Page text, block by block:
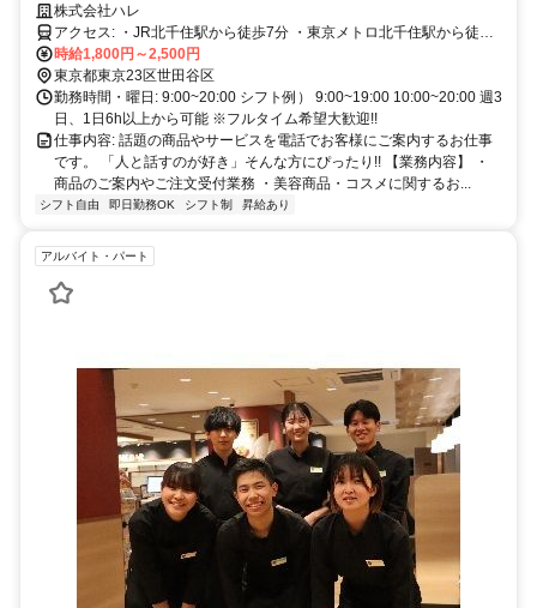
株式会社ハレ
アクセス: ・JR北千住駅から徒歩7分 ・東京メトロ北千住駅から徒歩7
分 ・東武スカイツリーライン北千住駅徒歩7分 ・つくばエクスプレス
北千住駅徒歩7分
時給1,800円～2,500円
東京都東京23区世田谷区
勤務時間・曜日: 9:00~20:00 シフト例） 9:00~19:00 10:00~20:00 週3
日、1日6h以上から可能 ※フルタイム希望大歓迎!!
仕事内容: 話題の商品やサービスを電話でお客様にご案内するお仕事
です。 「人と話すのが好き」そんな方にぴったり!! 【業務内容】 ・
商品のご案内やご注文受付業務 ・美容商品・コスメに関するお...
シフト自由 即日勤務OK シフト制 昇給あり
アルバイト・パート